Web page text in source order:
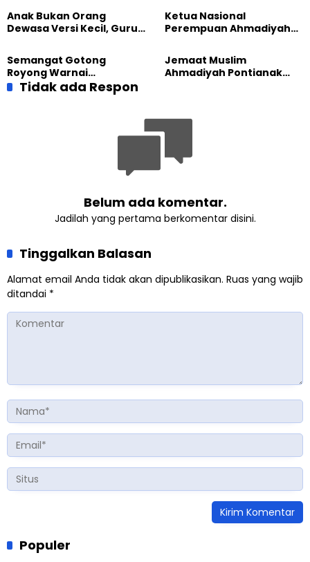
Sembako kepada Warga
Anak Bukan Orang
Dewasa Versi Kecil, Guru
Ketua Nasional
Perempuan Ahmadiyah
Besar Universitas
Terbuka
Semangat Gotong
Royong Warnai
Pembangunan Kembali
Jemaat Muslim
Ahmadiyah Pontianak
Tidak ada Respon
Belum ada komentar.
Jadilah yang pertama berkomentar disini.
Tinggalkan Balasan
Alamat email Anda tidak akan dipublikasikan. Ruas yang wajib
ditandai *
Populer